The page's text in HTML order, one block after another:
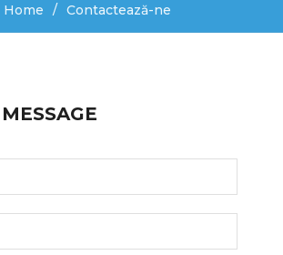
Home Contactează-ne